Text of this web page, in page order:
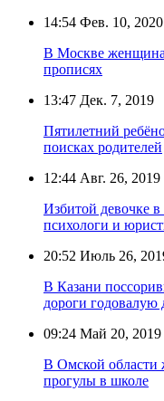
14:54 Фев. 10, 2020
В Москве женщина
прописях
13:47 Дек. 7, 2019
Пятилетний
поисках родителей
12:44 Авг. 26, 2019
Избитой девочке
психологи и
20:52 Июль 26,
В Казани
дороги годовалую
09:24 Май 20, 2019
В Омской области
прогулы в школе